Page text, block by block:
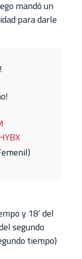
mandó un
para darle
!
y 18’ del
segundo
tiempo)